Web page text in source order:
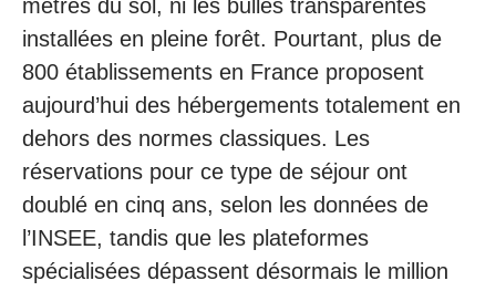
mètres du sol, ni les bulles transparentes
installées en pleine forêt. Pourtant, plus de
800 établissements en France proposent
aujourd’hui des hébergements totalement en
dehors des normes classiques. Les
réservations pour ce type de séjour ont
doublé en cinq ans, selon les données de
l’INSEE, tandis que les plateformes
spécialisées dépassent désormais le million